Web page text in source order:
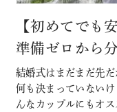
【初めてでも
準備ゼロから
結婚式はまだまだ先
何も決まっていない
んなカップルにもオ